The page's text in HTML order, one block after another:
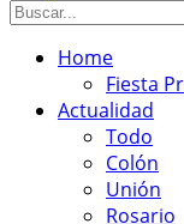
Home
Fiesta
Actualidad
Todo
Colón
Unión
Rosario